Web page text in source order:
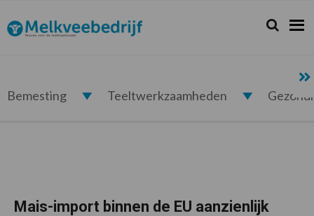
de
hoofdnavigatie
de
hoofd
de
eerste
de
voettekst
Melkveebedrijf.nl Zoeken...
Zoek
Bemesting Teeltwerkzaamheden
Mais-import binnen de EU aanzienlijk